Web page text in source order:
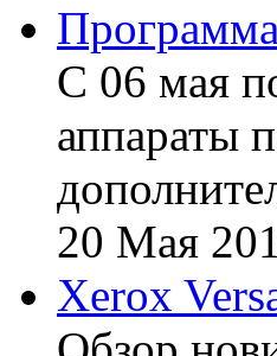
С 06 мая
аппараты
20 Мая
Xerox